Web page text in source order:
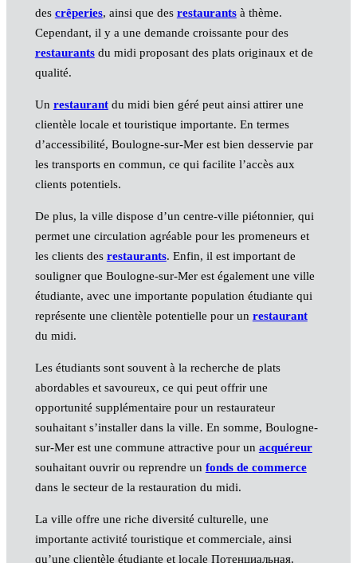
des crêperies, ainsi que des restaurantsà thème.
Cependant, il y a une demande croissante pour des
restaurantsdu midi proposant des plats originaux et de
qualité.
Un restaurantdu midi bien géré peut ainsi attirer une
clientèle locale et touristique importante. En termes
d’accessibilité, Boulogne-sur-Mer est bien desservie par
les transports en commun, ce qui facilite l’accès aux
clients potentiels.
De plus, la ville dispose d’un centre-ville piétonnier, qui
permet une circulation agréable pour les promeneurs et
les clients des restaurants. Enfin, il est important de
souligner que Boulogne-sur-Mer est également une ville
étudiante, avec une importante population étudiante qui
représente une clientèle potentielle pour un restaurant
du midi.
Les étudiants sont souvent à la recherche de plats
abordables et savoureux, ce qui peut offrir une
opportunité supplémentaire pour un restaurateur
souhaitant s’installer dans la ville. En somme, Boulogne-
sur-Mer est une commune attractive pour un acquéreur
souhaitant ouvrir ou reprendre un fonds de commerce
dans le secteur de la restauration du midi.
La ville offre une riche diversité culturelle, une
importante activité touristique et commerciale, ainsi
qu’une clientèle étudiante et locale Потенциальная.